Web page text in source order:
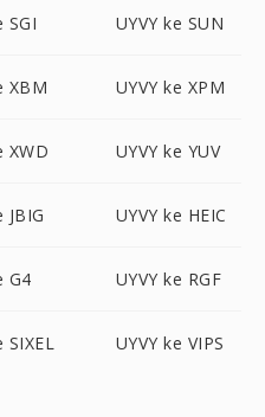
SGI UYVY ke SUN
XBM UYVY ke XPM
XWD UYVY ke YUV
JBIG UYVY ke HEIC
G4 UYVY ke RGF
SIXEL UYVY ke VIPS